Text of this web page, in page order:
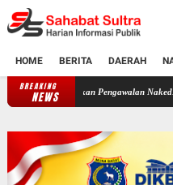
HOME BERITA DAERAH
BREAKING
NEWS ‎*Desak Disnakerstrans DKI